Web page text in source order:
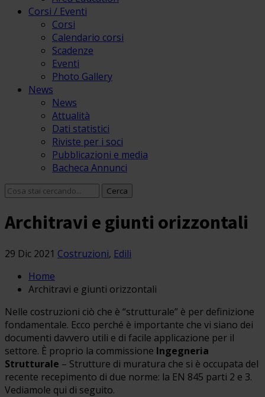
Corsi / Eventi
Corsi
Calendario corsi
Scadenze
Eventi
Photo Gallery
News
News
Attualità
Dati statistici
Riviste per i soci
Pubblicazioni e media
Bacheca Annunci
Architravi e giunti orizzontali
29 Dic 2021 Costruzioni, Edili
Home
Architravi e giunti orizzontali
Nelle costruzioni ciò che è “strutturale” è per definizione
fondamentale. Ecco perché è importante che vi siano dei
documenti davvero utili e di facile applicazione per il
settore. È proprio la commissione Ingegneria
Strutturale – Strutture di muratura che si è occupata del
recente recepimento di due norme: la EN 845 parti 2 e 3.
Vediamole qui di seguito.